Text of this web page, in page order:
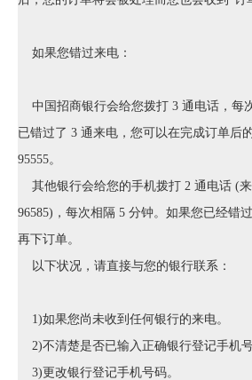
如果您错过来电：
中国招商银行会给您拨打 3 通电话，每
已错过了 3 通来电，您可以在完成订单后
95555。
其他银行会给您的手机拨打 2 通电话 (
96585)，每次相隔 5 分钟。如果您已经错
再下订单。
以下状况，请直接与您的银行联系：
1)如果您尚未收到任何银行的来电。
2)不清楚是否已输入正确银行登记手机
3)更改银行登记手机号码。